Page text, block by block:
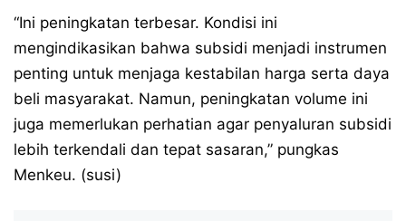
“Ini peningkatan terbesar. Kondisi ini
mengindikasikan bahwa subsidi menjadi instrumen
penting untuk menjaga kestabilan harga serta daya
beli masyarakat. Namun, peningkatan volume ini
juga memerlukan perhatian agar penyaluran subsidi
lebih terkendali dan tepat sasaran,” pungkas
Menkeu. (susi)